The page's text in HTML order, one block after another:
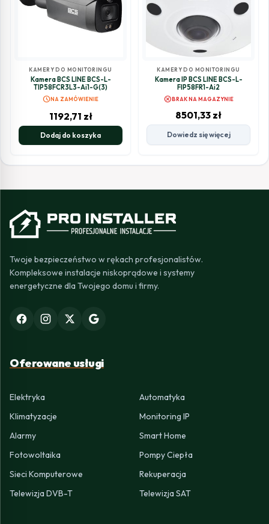
KAMERY DO MONITORINGU
Kamera BCS LINE BCS-L-
TIP58FCR3L3-Ai1-G(3)
scheduleNA ZAMÓWIENIE
1192,71 zł
Dodaj do koszyka
KAMERY DO MONITORINGU
Kamera IP BCS LINE BCS-L-
FIP58FR1-Ai2
cancelBRAK NA MAGAZYNIE
8501,33 zł
Dowiedz się więcej
Twoje bezpieczeństwo w rękach profesjonalistów.
Kompleksowe instalacje niskoprądowe i systemy
energetyczne dla Twojego domu i firmy.
Oferowane usługi
Elektryka
Automatyka
Klimatyzacje
Monitoring IP
Alarmy
Smart Home
Fotowoltaika
Pompy Ciepła
Sieci Komputerowe
Rekuperacja
Telewizja DVB-T
Telewizja SAT